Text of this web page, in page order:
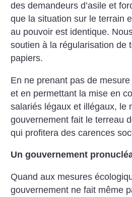
des demandeurs d’asile et
que la situation sur le terrain
au pouvoir est identique.
soutien à la régularisation de
papiers.
En ne prenant pas de
et en permettant la mise en
salariés légaux et illégaux, le
gouvernement fait le terreau
qui profitera des carences
Un gouvernement
Quand aux mesures
gouvernement ne fait même